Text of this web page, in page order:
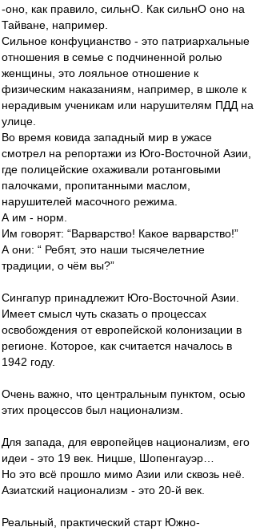
-оно, как правило, сильнО. Как сильнО оно на
Тайване, например.
Сильное конфуцианство - это патриархальные
отношения в семье с подчиненной ролью
женщины, это лояльное отношение к
физическим наказаниям, например, в школе к
нерадивым ученикам или нарушителям ПДД на
улице.
Во время ковида западный мир в ужасе
смотрел на репортажи из Юго-Восточной Азии,
где полицейские охаживали ротанговыми
палочками, пропитанными маслом,
нарушителей масочного режима.
А им - норм.
Им говорят: “Варварство! Какое варварство!”
А они: “ Ребят, это наши тысячелетние
традиции, о чём вы?”
Сингапур принадлежит Юго-Восточной Азии.
Имеет смысл чуть сказать о процессах
освобождения от европейской колонизации в
регионе. Которое, как считается началось в
1942 году.
Очень важно, что центральным пунктом, осью
этих процессов был национализм.
Для запада, для европейцев национализм, его
идеи - это 19 век. Ницше, Шопенгауэр…
Но это всё прошло мимо Азии или сквозь неё.
Азиатский национализм - это 20-й век.
Реальный, практический старт Южно-